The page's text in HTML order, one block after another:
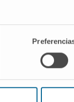
el prefijoab-
de 1895. Al
catarsis?